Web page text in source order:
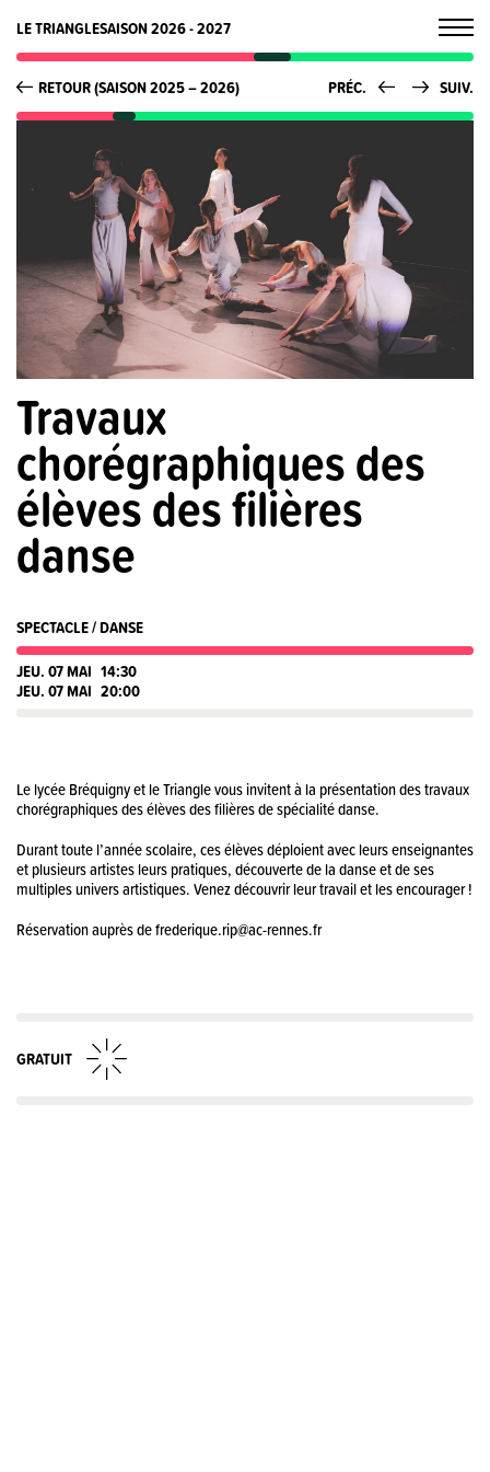
LE TRIANGLESAISON 2026 - 2027
RETOUR (SAISON 2025 – 2026) PRÉC. SUIV.
Travaux
chorégraphiques des
élèves des filières
danse
SPECTACLE / DANSE
JEU. 07 MAI 14:30
JEU. 07 MAI 20:00
Le lycée Bréquigny et le Triangle vous invitent à la présentation des travaux
chorégraphiques des élèves des filières de spécialité danse.
Durant toute l’année scolaire, ces élèves déploient avec leurs enseignantes
et plusieurs artistes leurs pratiques, découverte de la danse et de ses
multiples univers artistiques. Venez découvrir leur travail et les encourager !
Réservation auprès de frederique.rip@ac-rennes.fr
GRATUIT